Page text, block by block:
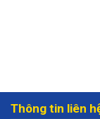
Thông tin liên